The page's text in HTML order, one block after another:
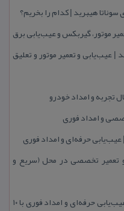
هیبرید | كدام را بخریم؟
عیب‌یابی و تعمیر موتور و تعلیق
و امداد فوری
حرفه‌ای و امداد فوری
تعمیر تخصصی در محل (سریع و
تعمیرگاه تخصصی كوییك در مشهد | عیب‌یابی حرفه‌ای و امداد فوری با ۱۰